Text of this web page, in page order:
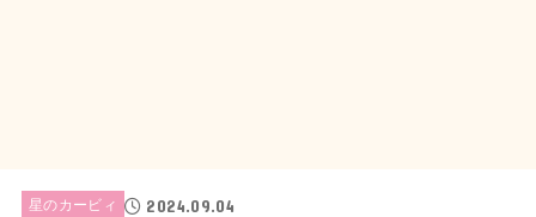
星のカービィ 2024.09.04